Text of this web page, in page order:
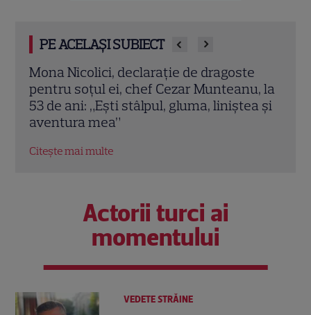
PE ACELAȘI SUBIECT
Cabiria Morgenstern, imagini rare alături
de iubitul ei și fiul lor. „Fotografii pe care
le faci, dar nu le postezi”
Actorii turci ai
momentului
VEDETE STRĂINE